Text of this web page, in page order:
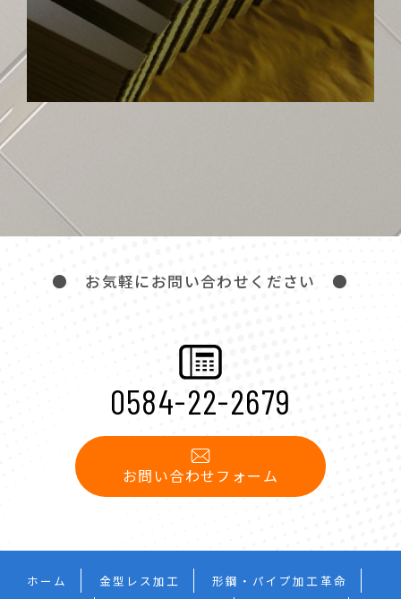
● お気軽にお問い合わせください ●
0584-22-2679
お問い合わせフォーム
ホーム 金型レス加工
形鋼・パイプ加工革命